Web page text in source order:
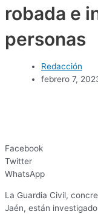
robada e
personas
Redacción
febrero 7,
Facebook
Twitter
WhatsApp
La Guardia Civil,
Jaén, están